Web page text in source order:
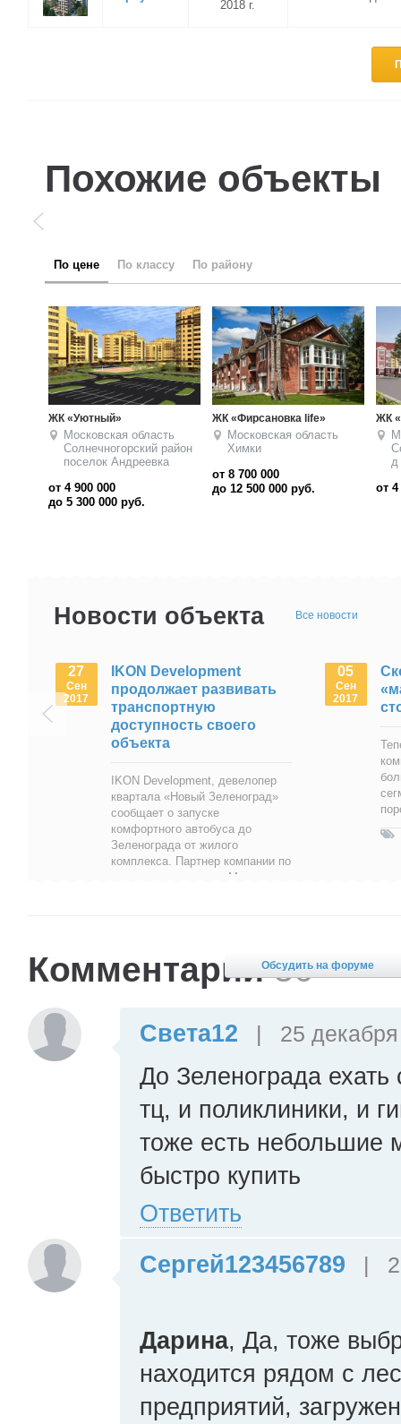
2018 г.
Похожие объекты
по цене по классу по району
ЖК «Бакеево Парк»
Московская область
Солнечногорский район
д Бакеево
от 4 150 000руб.
ЖК «Лесное озеро»
Москва Зеленоград
до
Новости объекта Все новости
27
Сен
2017
IKON Development
продолжает развивать
транспортную
доступность своего
объекта
IKON Development, девелопер
квартала «Новый Зеленоград»
сообщает о запуске
комфортного автобуса до
Зеленограда от жилого
комплекса. Партнер компании по
реализации жилья - «Метриум
05
Сен
2017
Обсудить на форуме
Комментарии36
Света12 | 25
До Зеленограда
тц, и поликлиники, и
тоже есть небольшие
быстро купить
Ответить
Сергей123456789
|
Дарина, Да, тоже
находится рядом с
предприятий,